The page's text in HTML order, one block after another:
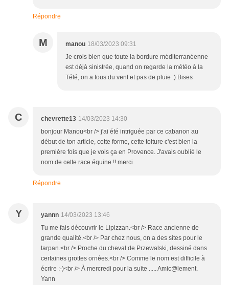
Répondre
M manou 18/03/2023 09:31
Je crois bien que toute la bordure méditerranéenne
est déjà sinistrée, quand on regarde la météo à la
Télé, on a tous du vent et pas de pluie :) Bises
C chevrette13 14/03/2023 14:30
bonjour Manou<br /> j'ai été intriguée par ce cabanon au
début de ton article, cette forme, cette toiture c'est bien la
première fois que je vois ça en Provence. J'avais oublié le
nom de cette race équine !! merci
Répondre
Y yannn 14/03/2023 13:46
Tu me fais découvrir le Lipizzan.<br /> Race ancienne de
grande qualité.<br /> Par chez nous, on a des sites pour le
tarpan.<br /> Proche du cheval de Przewalski, dessiné dans
certaines grottes ornées.<br /> Comme le nom est difficile à
écrire :-)<br /> À mercredi pour la suite ..... Amic@lement.
Yann